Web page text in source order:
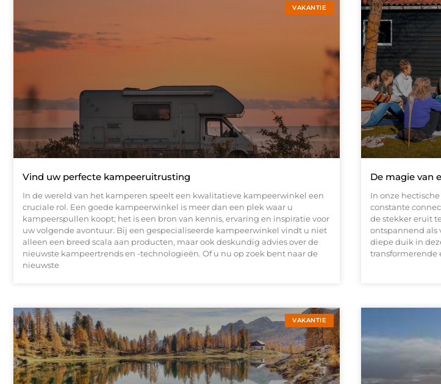
VAKANTIE
Vind uw perfecte kampeeruitrusting
In de wereld van het kamperen speelt een kwalitatieve kampeerwinkel een
cruciale rol. Een goede kampeerwinkel is meer dan een plek waar u
kampeerspullen koopt; het is een bron van kennis, ervaring en inspiratie voor
uw volgende avontuur. Bij een gespecialiseerde kampeerwinkel vindt u niet
alleen een breed scala aan producten, maar ook deskundig advies over de
nieuwste kampeertrends en -technologieën. Of u nu op zoek bent naar de
nieuwste
De magie van
In onze
constante
de stekker eruit
ontspannend als
diepe duik in
transformerende
VAKANTIE